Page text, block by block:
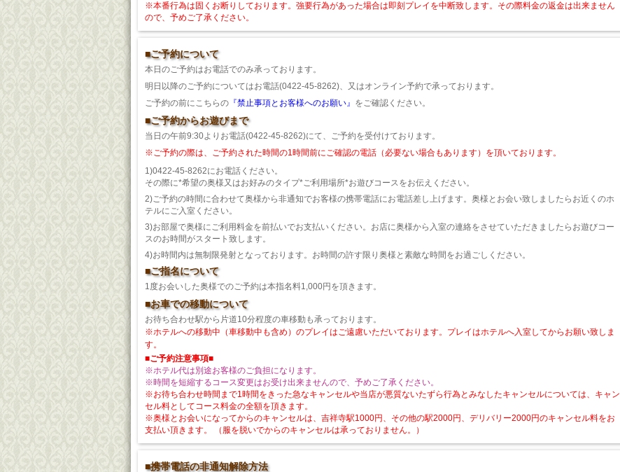
※本番行為は固くお断りしております。強要行為があった場合は即刻プレイを中断致します。その際料金の返金は出来ません
ので、予めご了承ください。
■ご予約について
本日のご予約はお電話でのみ承っております。
明日以降のご予約についてはお電話(0422-45-8262)、又はオンライン予約で承っております。
ご予約の前にこちらの 『禁止事項とお客様へのお願い』 をご確認ください。
■ご予約からお遊びまで
当日の午前9:30よりお電話(0422-45-8262)にて、ご予約を受付けております。
※ご予約の際は、ご予約された時間の1時間前にご確認の電話（必要ない場合もあります）を頂いております。
1)0422-45-8262にお電話ください。
その際に*希望の奥様又はお好みのタイプ*ご利用場所*お遊びコースをお伝えください。
2)ご予約の時間に合わせて奥様から非通知でお客様の携帯電話にお電話差し上げます。奥様とお会い致しましたらお近くのホ
テルにご入室ください。
3)お部屋で奥様にご利用料金を前払いでお支払いください。お店に奥様から入室の連絡をさせていただきましたらお遊びコー
スのお時間がスタート致します。
4)お時間内は無制限発射となっております。お時間の許す限り奥様と素敵な時間をお過ごしください。
■ご指名について
1度お会いした奥様でのご予約は本指名料1,000円を頂きます。
■お車での移動について
お待ち合わせ駅から片道10分程度の車移動も承っております。
※ホテルへの移動中（車移動中も含め）のプレイはご遠慮いただいております。プレイはホテルへ入室してからお願い致しま
す。
■ご予約注意事項■
※ホテル代は別途お客様のご負担になります。
※時間を短縮するコース変更はお受け出来ませんので、予めご了承ください。
※お待ち合わせ時間まで1時間をきった急なキャンセルや当店が悪質ないたずら行為とみなしたキャンセルについては、キャン
セル料としてコース料金の全額を頂きます。
※奥様とお会いになってからのキャンセルは、吉祥寺駅1000円、その他の駅2000円、デリバリー2000円のキャンセル料をお
支払い頂きます。 （服を脱いでからのキャンセルは承っておりません。）
■携帯電話の非通知解除方法